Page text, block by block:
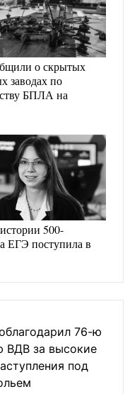
о скрытых
заводах по
БПЛА на
500-
ЕГЭ поступила в
76-ю
ВДВ за высокие
под